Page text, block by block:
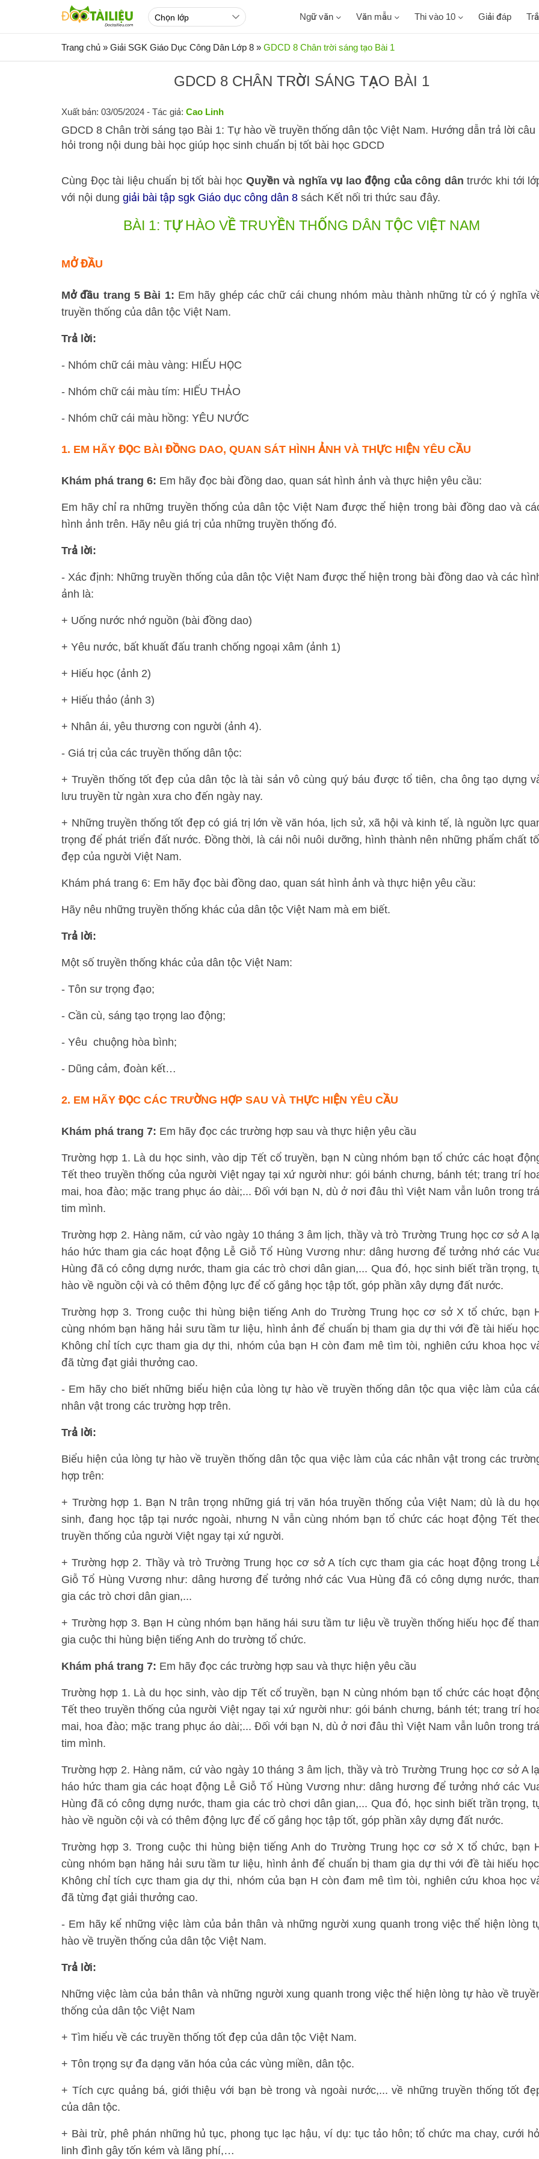
Ngữ văn Văn mẫu Thi vào 10 Giải đáp
Trang chủ » Giải SGK Giáo Dục Công Dân Lớp 8 » GDCD 8 Chân trời sáng tạo Bài 1
GDCD 8 CHÂN TRỜI SÁNG TẠO BÀI 1
Xuất bản: 03/05/2024 - Tác giả: Cao Linh
GDCD 8 Chân trời sáng tạo Bài 1: Tự hào về truyền thống dân tộc Việt Nam. Hướng dẫn trả lời câu
hỏi trong nội dung bài học giúp học sinh chuẩn bị tốt bài học GDCD
Cùng Đọc tài liệu chuẩn bị tốt bài học Quyền và nghĩa vụ lao động của công dân trước khi tới
với nội dung giải bài tập sgk Giáo dục công dân 8 sách Kết nối tri thức sau đây.
BÀI 1: TỰ HÀO VỀ TRUYỀN THỐNG DÂN TỘC VIỆT NAM
MỞ ĐẦU
Mở đầu trang 5 Bài 1: Em hãy ghép các chữ cái chung nhóm màu thành những từ có ý nghĩa
truyền thống của dân tộc Việt Nam.
Trả lời:
- Nhóm chữ cái màu vàng: HIẾU HỌC
- Nhóm chữ cái màu tím: HIẾU THẢO
- Nhóm chữ cái màu hồng: YÊU NƯỚC
1. EM HÃY ĐỌC BÀI ĐỒNG DAO, QUAN SÁT HÌNH ẢNH VÀ THỰC HIỆN YÊU CẦU
Khám phá trang 6: Em hãy đọc bài đồng dao, quan sát hình ảnh và thực hiện yêu cầu:
Em hãy chỉ ra những truyền thống của dân tộc Việt Nam được thể hiện trong bài đồng dao và
hình ảnh trên. Hãy nêu giá trị của những truyền thống đó.
Trả lời:
- Xác định: Những truyền thống của dân tộc Việt Nam được thể hiện trong bài đồng dao và các
ảnh là:
+ Uống nước nhớ nguồn (bài đồng dao)
+ Yêu nước, bất khuất đấu tranh chống ngoại xâm (ảnh 1)
+ Hiếu học (ảnh 2)
+ Hiếu thảo (ảnh 3)
+ Nhân ái, yêu thương con người (ảnh 4).
- Giá trị của các truyền thống dân tộc:
+ Truyền thống tốt đẹp của dân tộc là tài sản vô cùng quý báu được tổ tiên, cha ông tạo dựng
lưu truyền từ ngàn xưa cho đến ngày nay.
+ Những truyền thống tốt đẹp có giá trị lớn về văn hóa, lịch sử, xã hội và kinh tế, là nguồn lực
trọng để phát triển đất nước. Đồng thời, là cái nôi nuôi dưỡng, hình thành nên những phẩm chất
đẹp của người Việt Nam.
Khám phá trang 6: Em hãy đọc bài đồng dao, quan sát hình ảnh và thực hiện yêu cầu:
Hãy nêu những truyền thống khác của dân tộc Việt Nam mà em biết.
Trả lời:
Một số truyền thống khác của dân tộc Việt Nam:
- Tôn sư trọng đạo;
- Cần cù, sáng tạo trọng lao động;
- Yêu chuộng hòa bình;
- Dũng cảm, đoàn kết…
2. EM HÃY ĐỌC CÁC TRƯỜNG HỢP SAU VÀ THỰC HIỆN YÊU CẦU
Khám phá trang 7: Em hãy đọc các trường hợp sau và thực hiện yêu cầu
Trường hợp 1. Là du học sinh, vào dịp Tết cổ truyền, bạn N cùng nhóm bạn tổ chức các hoạt
Tết theo truyền thống của người Việt ngay tại xứ người như: gói bánh chưng, bánh tét; trang trí
mai, hoa đào; mặc trang phục áo dài;... Đối với bạn N, dù ở nơi đâu thì Việt Nam vẫn luôn trong
tim mình.
Trường hợp 2. Hàng năm, cứ vào ngày 10 tháng 3 âm lịch, thầy và trò Trường Trung học cơ sở A
háo hức tham gia các hoạt động Lễ Giỗ Tổ Hùng Vương như: dâng hương để tưởng nhớ các
Hùng đã có công dựng nước, tham gia các trò chơi dân gian,... Qua đó, học sinh biết trần trọng,
hào về nguồn cội và có thêm động lực để cố gắng học tập tốt, góp phần xây dựng đất nước.
Trường hợp 3. Trong cuộc thi hùng biện tiếng Anh do Trường Trung học cơ sở X tổ chức, bạn
cùng nhóm bạn hăng hải sưu tầm tư liệu, hình ảnh để chuẩn bị tham gia dự thi với đề tài hiếu
Không chỉ tích cực tham gia dự thi, nhóm của bạn H còn đam mê tìm tòi, nghiên cứu khoa học
đã từng đạt giải thưởng cao.
- Em hãy cho biết những biểu hiện của lòng tự hào về truyền thống dân tộc qua việc làm của
nhân vật trong các trường hợp trên.
Trả lời:
Biểu hiện của lòng tự hào về truyền thống dân tộc qua việc làm của các nhân vật trong các
hợp trên:
+ Trường hợp 1. Bạn N trân trọng những giá trị văn hóa truyền thống của Việt Nam; dù là du
sinh, đang học tập tại nước ngoài, nhưng N vẫn cùng nhóm bạn tổ chức các hoạt động Tết
truyền thống của người Việt ngay tại xứ người.
+ Trường hợp 2. Thầy và trò Trường Trung học cơ sở A tích cực tham gia các hoạt động trong
Giỗ Tổ Hùng Vương như: dâng hương để tưởng nhớ các Vua Hùng đã có công dựng nước,
gia các trò chơi dân gian,...
+ Trường hợp 3. Bạn H cùng nhóm bạn hăng hái sưu tầm tư liệu về truyền thống hiếu học để
gia cuộc thi hùng biện tiếng Anh do trường tổ chức.
Khám phá trang 7: Em hãy đọc các trường hợp sau và thực hiện yêu cầu
Trường hợp 1. Là du học sinh, vào dịp Tết cổ truyền, bạn N cùng nhóm bạn tổ chức các hoạt
Tết theo truyền thống của người Việt ngay tại xứ người như: gói bánh chưng, bánh tét; trang trí
mai, hoa đào; mặc trang phục áo dài;... Đối với bạn N, dù ở nơi đâu thì Việt Nam vẫn luôn trong
tim mình.
Trường hợp 2. Hàng năm, cứ vào ngày 10 tháng 3 âm lịch, thầy và trò Trường Trung học cơ sở A
háo hức tham gia các hoạt động Lễ Giỗ Tổ Hùng Vương như: dâng hương để tưởng nhớ các
Hùng đã có công dựng nước, tham gia các trò chơi dân gian,... Qua đó, học sinh biết trần trọng,
hào về nguồn cội và có thêm động lực để cố gắng học tập tốt, góp phần xây dựng đất nước.
Trường hợp 3. Trong cuộc thi hùng biện tiếng Anh do Trường Trung học cơ sở X tổ chức, bạn
cùng nhóm bạn hăng hải sưu tầm tư liệu, hình ảnh để chuẩn bị tham gia dự thi với đề tài hiếu
Không chỉ tích cực tham gia dự thi, nhóm của bạn H còn đam mê tìm tòi, nghiên cứu khoa học
đã từng đạt giải thưởng cao.
- Em hãy kể những việc làm của bản thân và những người xung quanh trong việc thể hiện lòng
hào về truyền thống của dân tộc Việt Nam.
Trả lời:
Những việc làm của bản thân và những người xung quanh trong việc thể hiện lòng tự hào về
thống của dân tộc Việt Nam
+ Tìm hiểu về các truyền thống tốt đẹp của dân tộc Việt Nam.
+ Tôn trọng sự đa dạng văn hóa của các vùng miền, dân tộc.
+ Tích cực quảng bá, giới thiệu với bạn bè trong và ngoài nước,... về những truyền thống tốt
của dân tộc.
+ Bài trừ, phê phán những hủ tục, phong tục lạc hậu, ví dụ: tục tảo hôn; tổ chức ma chay, cưới
linh đình gây tốn kém và lãng phí,…